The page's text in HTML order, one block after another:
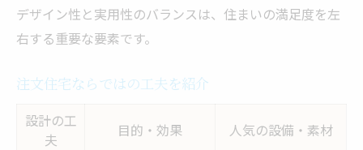
デザイン性と実用性のバランスは、住まいの満足度を左
右する重要な要素です。
注文住宅ならではの工夫を紹介
設計の工
夫
目的・効果 人気の設備・素材